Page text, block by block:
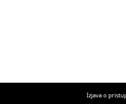
Izjava o